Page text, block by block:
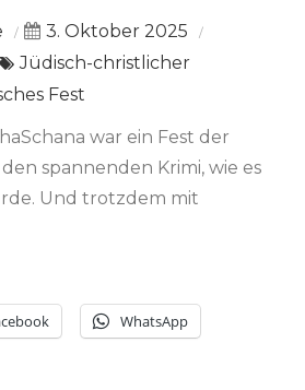
3. Oktober 2025
Jüdisch-christlicher
Fest
war ein Fest der
den spannenden Krimi, wie es
Und trotzdem mit
WhatsApp